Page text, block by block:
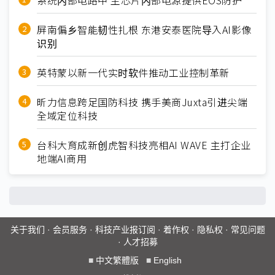
屏南偏乡智能韧性扎根 东港安泰医院导入AI影像
识别
英特蒙以新一代实时软件推动工业控制革新
昕力信息跨足国防科技 携手美商Juxta引进尖端
全域定位科技
台科大育成新创虎智科技亮相AI WAVE 主打企业
地端AI商用
关于我们 · 会员服务· 科技产业报订阅 · 着作权 · 隐私权 · 常见问题
· 人才招募
■ 中文繁體版 ■ English